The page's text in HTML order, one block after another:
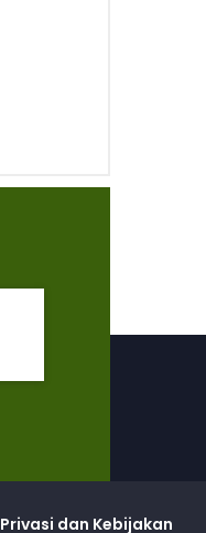
Privasi dan Kebijakan